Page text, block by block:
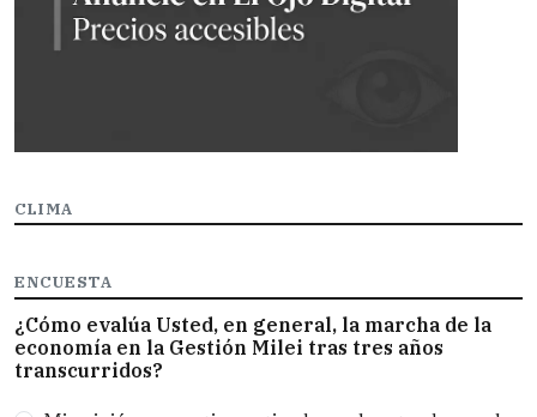
CLIMA
ENCUESTA
¿Cómo evalúa Usted, en general, la marcha de la
economía en la Gestión Milei tras tres años
transcurridos?
Opciones